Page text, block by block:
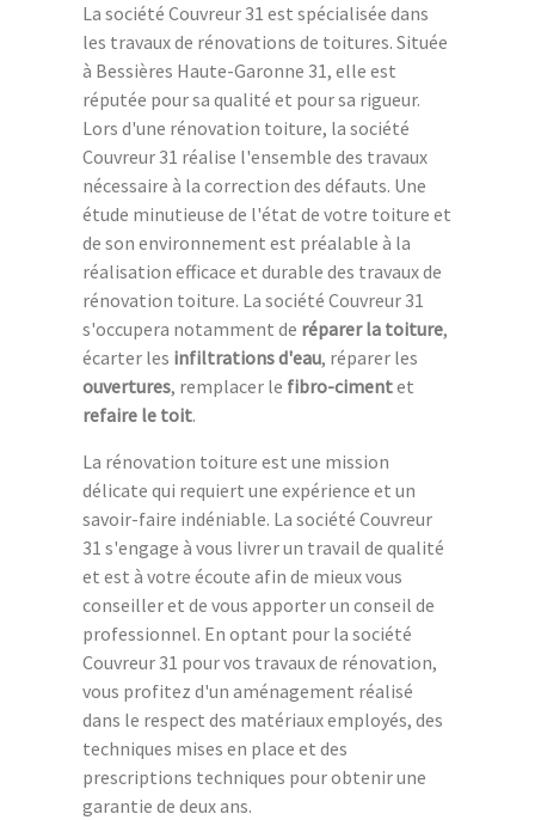
La société Couvreur 31 est spécialisée dans
les travaux de rénovations de toitures. Située
à Bessières Haute-Garonne 31, elle est
réputée pour sa qualité et pour sa rigueur.
Lors d'une rénovation toiture, la société
Couvreur 31 réalise l'ensemble des travaux
nécessaire à la correction des défauts. Une
étude minutieuse de l'état de votre toiture et
de son environnement est préalable à la
réalisation efficace et durable des travaux de
rénovation toiture. La société Couvreur 31
s'occupera notamment de réparer la toiture,
écarter les infiltrations d'eau, réparer les
ouvertures, remplacer le fibro-cimentet
refaire le toit.
La rénovation toiture est une mission
délicate qui requiert une expérience et un
savoir-faire indéniable. La société Couvreur
31 s'engage à vous livrer un travail de qualité
et est à votre écoute afin de mieux vous
conseiller et de vous apporter un conseil de
professionnel. En optant pour la société
Couvreur 31 pour vos travaux de rénovation,
vous profitez d'un aménagement réalisé
dans le respect des matériaux employés, des
techniques mises en place et des
prescriptions techniques pour obtenir une
garantie de deux ans.